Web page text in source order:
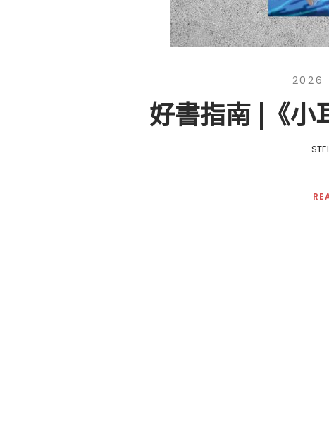
2026
好書指南 |《小